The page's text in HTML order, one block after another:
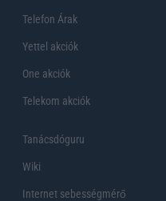
Telefon Árak
Yettel akciók
One akciók
Telekom akciók
Tanácsdóguru
Wiki
Internet sebességmérő